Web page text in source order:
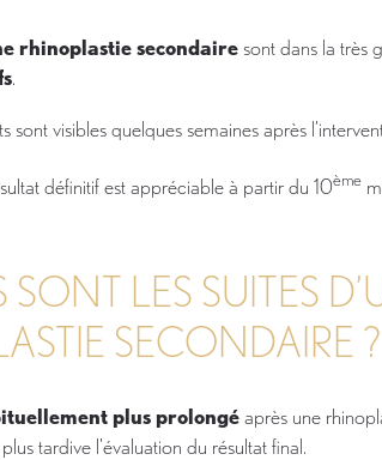
rhinoplastie secondairesont dans la très
.
sont visibles quelques semaines après
définitif est appréciable à partir du 10ème
LES SUITES
SECONDAIRE ?
plus prolongéaprès une
tardive l'évaluation du résultat final.